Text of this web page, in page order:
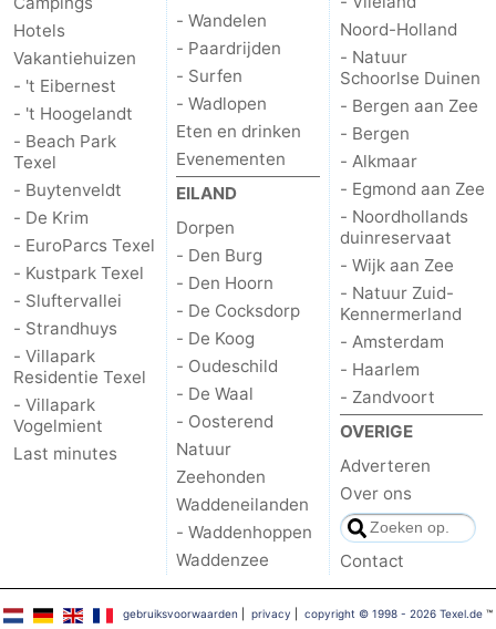
Boot
Waddenhoppen
Parkeren
Reisboekenwinkel
Nieuws
Medische
adressen
Regio
Waddeneilanden
-
Schiermonnikoog
-
Holland
-
Hotels
Vakantiehuizen
- 't Eibernest
- 't Hoogelandt
- Beach Park
Texel
- Buytenveldt
- De Krim
- EuroParcs Texel
- Kustpark Texel
- Sluftervallei
- Strandhuys
- Villapark
Residentie Texel
- Villapark
Vogelmient
Last minutes
- Wandelen
- Paardrijden
- Surfen
- Wadlopen
Eten en drinken
Evenementen
EILAND
Dorpen
- Den Burg
- Den Hoorn
- De Cocksdorp
- De Koog
- Oudeschild
- De Waal
- Oosterend
Natuur
Zeehonden
Waddeneilanden
- Waddenhoppen
Waddenzee
Noord-Holland
- Natuur
Schoorlse Duinen
- Bergen aan Zee
- Bergen
- Alkmaar
- Egmond aan Zee
- Noordhollands
duinreservaat
- Wijk aan Zee
- Natuur Zuid-
Kennermerland
- Amsterdam
- Haarlem
- Zandvoort
OVERIGE
Adverteren
Over ons
Contact
gebruiksvoorwaarden |privacy |copyright © 1998 - 2026 Texel.de ™